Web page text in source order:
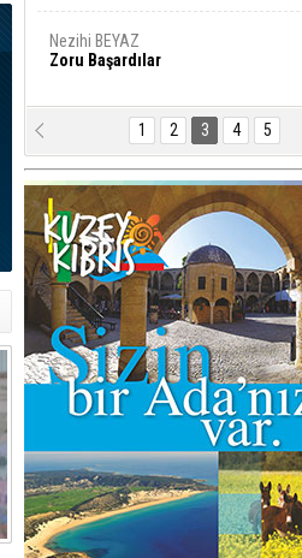
Nezihi BEYAZ
Zoru Başardılar
Mustafa Akıncı’ya Saldırmanın
Dayanılmaz Hafifliği !..
Özal Ziya
Hükümet "huzur ve
güvenlik"konusunu ciddiye almalı
Mesut GÜNSEV
ALTINI ÇİZDİĞİM SATIRLAR
Münür Rahvancıoğlu
Popülizm Nedir? Ne Değildir?
Hare Ergen
Babanın Gidişi
1 2 3 4 5